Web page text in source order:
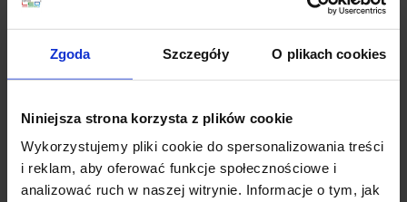
Zgoda Szczegóły O plikach cookies
Niniejsza strona korzysta z plików cookie
Wykorzystujemy pliki cookie do spersonalizowania treści
i reklam, aby oferować funkcje społecznościowe i
analizować ruch w naszej witrynie. Informacje o tym, jak
Oprawy CREW_2 można montować
na suficie lub na
ścianie, dlatego świetnie sprawdzają się jako plafon w
strefach ogólnych oraz jako kinkiet w komunikacji i
miejscach wymagających światła bez efektu ostrego
aranżacji: dzięki oddzielnemu zestawowi zawieszenia
(zapytaj o produkt) wybrane wersje można szybko
przekształcić w lampę wiszącą – co ułatwia tworzenie
spójnych kompozycji w całym projekcie.